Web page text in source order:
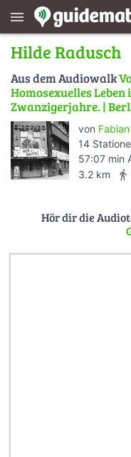
menu
Hilde Radusch
Aus dem Audiowalk
Homosexuelles Leben
Zwanzigerjahre. |
von Fabian
14
57:07 min
3.2 km
directions_walk
Hör dir die